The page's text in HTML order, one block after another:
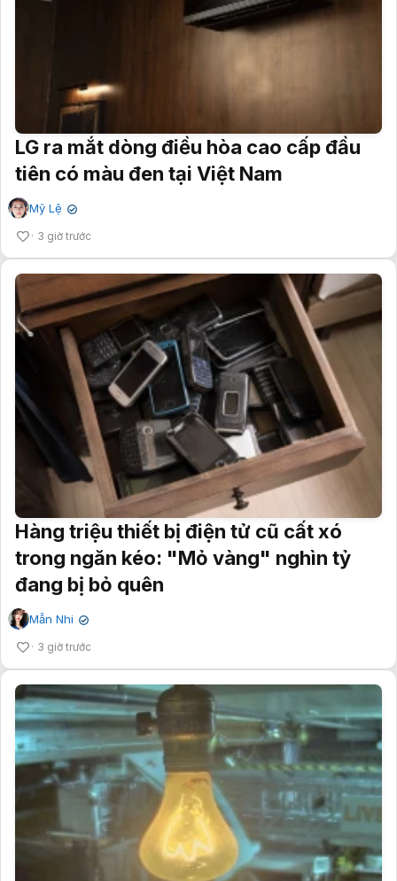
LG ra mắt dòng điều hòa cao cấp đầu
tiên có màu đen tại Việt Nam
Mỹ Lệ ✔
3 giờ trước
Hàng triệu thiết bị điện tử cũ cất xó
trong ngăn kéo: "Mỏ vàng" nghìn tỷ
đang bị bỏ quên
Mẫn Nhi ✔
3 giờ trước